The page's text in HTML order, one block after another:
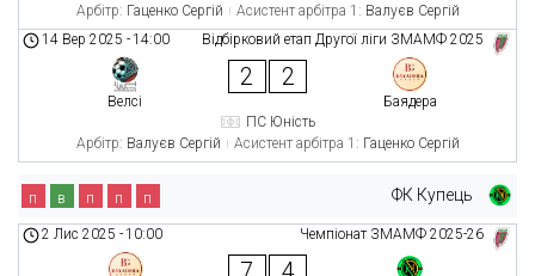
Арбітр: Гаценко Сергій Асистент арбітра 1: Валуєв Сергій
Відбірковий етап Другої ліги ЗМАМФ 2025
14 Вер 2025 -14:00
Велсі
2 2
Баядера
ПС Юність
Арбітр: Валуєв Сергій Асистент арбітра 1: Гаценко Сергій
ФК Купець
п в п п п
Чемпіонат ЗМАМФ 2025-26
2 Лис 2025 -10:00